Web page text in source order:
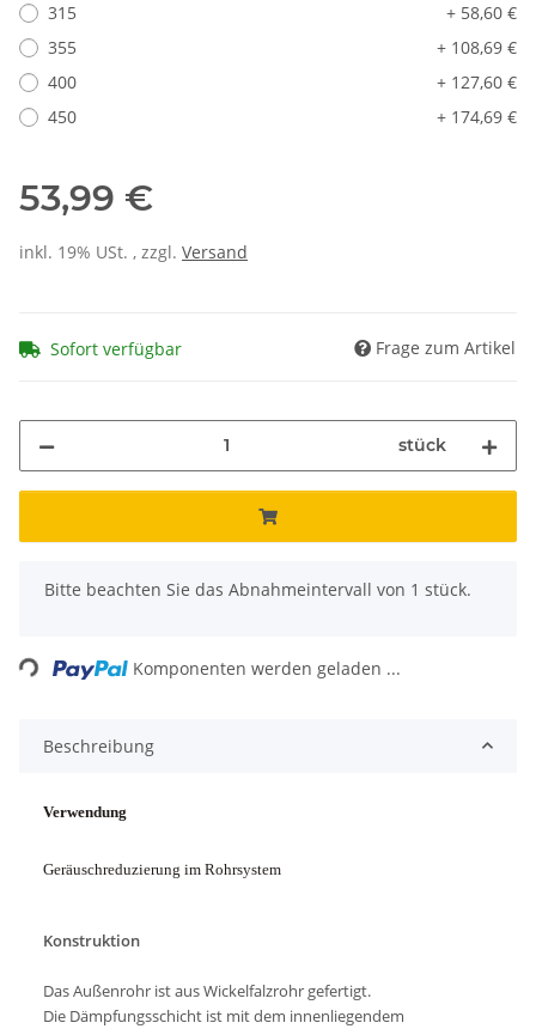
315
+ 58,60 €
355
+ 108,69 €
400
+ 127,60 €
450
+ 174,69 €
53,99 €
inkl. 19% USt. , zzgl. Versand
Sofort verfügbar Frage zum Artikel
stück
x
Bitte beachten Sie das Abnahmeintervall von 1 stück.
Loading... Komponenten werden geladen ...
Beschreibung
Verwendung
Geräuschreduzierung im Rohrsystem
Konstruktion
Das Außenrohr ist aus Wickelfalzrohr gefertigt.
Die Dämpfungsschicht ist mit dem innenliegendem